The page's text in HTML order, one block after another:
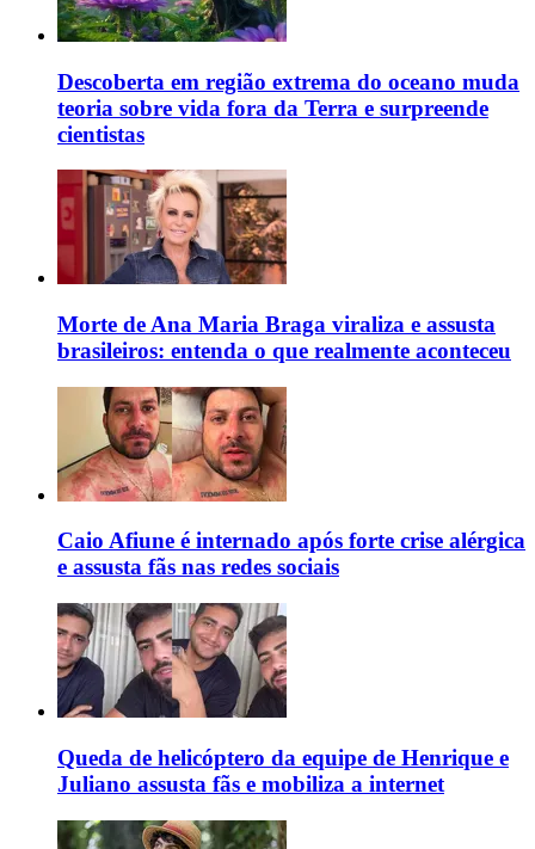
Descoberta em região extrema do oceano muda
teoria sobre vida fora da Terra e surpreende
cientistas
Morte de Ana Maria Braga viraliza e assusta
brasileiros: entenda o que realmente aconteceu
Caio Afiune é internado após forte crise alérgica
e assusta fãs nas redes sociais
Queda de helicóptero da equipe de Henrique e
Juliano assusta fãs e mobiliza a internet